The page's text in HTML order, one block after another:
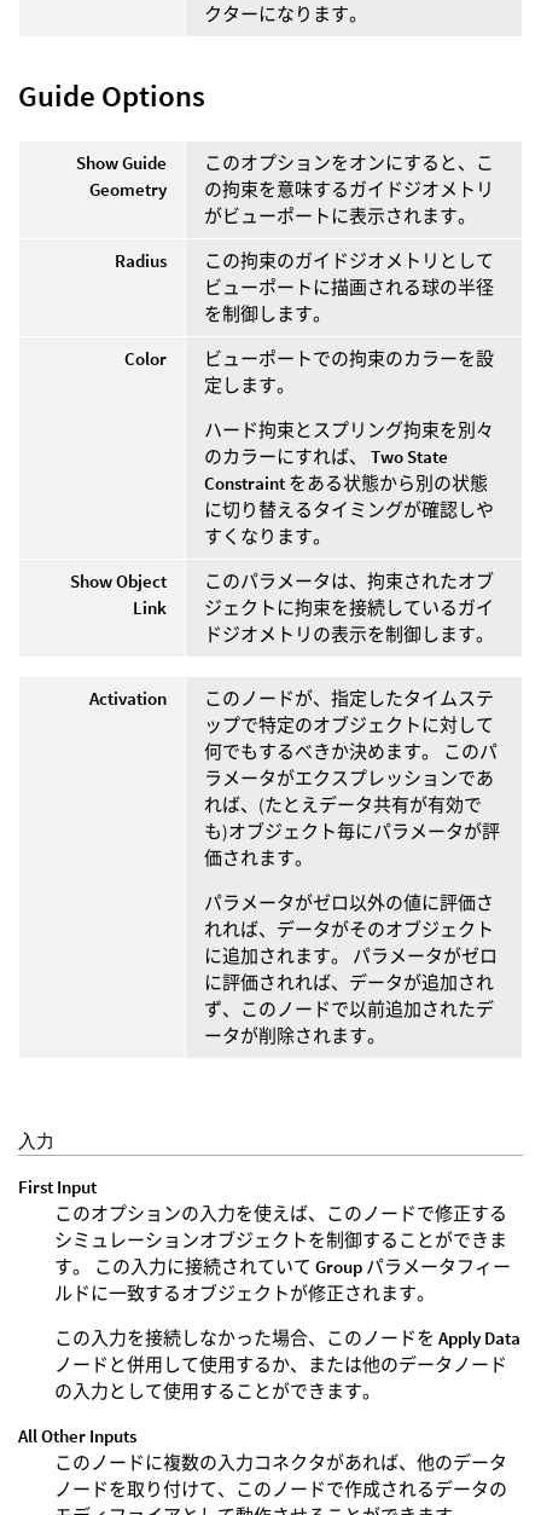
クターになります。
Guide Options
Show Guide
Geometry
このオプションをオンにすると、こ
の拘束を意味するガイドジオメトリ
がビューポートに表示されます。
Radius
この拘束のガイドジオメトリとして
ビューポートに描画される球の半径
を制御します。
Color
ビューポートでの拘束のカラーを設
定します。
ハード拘束とスプリング拘束を別々
のカラーにすれば、 Two State
Constraint をある状態から別の状態
に切り替えるタイミングが確認しや
すくなります。
Show Object
Link
このパラメータは、拘束されたオブ
ジェクトに拘束を接続しているガイ
ドジオメトリの表示を制御します。
Activation
このノードが、指定したタイムステ
ップで特定のオブジェクトに対して
何でもするべきか決めます。 このパ
ラメータがエクスプレッションであ
れば、(たとえデータ共有が有効で
も)オブジェクト毎にパラメータが評
価されます。
パラメータがゼロ以外の値に評価さ
れれば、データがそのオブジェクト
に追加されます。 パラメータがゼロ
に評価されれば、データが追加され
ず、このノードで以前追加されたデ
ータが削除されます。
入力
First Input
このオプションの入力を使えば、このノードで修正する
シミュレーションオブジェクトを制御することができま
す。 この入力に接続されていて Group パラメータフィー
ルドに一致するオブジェクトが修正されます。
この入力を接続しなかった場合、このノードを Apply Data
ノードと併用して使用するか、または他のデータノード
の入力として使用することができます。
All Other Inputs
このノードに複数の入力コネクタがあれば、他のデータ
ノードを取り付けて、このノードで作成されるデータの